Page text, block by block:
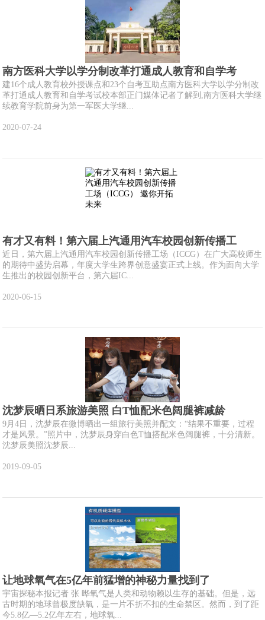
南方医科大学以学分制改革打通成人教育和自学考
建16个成人教育校外授课点和23个自考互助点南方医科大学以学分制改
革打通成人教育和自学考试校本部正门媒体记者了解到,南方医科大学继
续教育学院前身为第一军医大学继...
2020-07-24
有才又有料！第六届上汽通用汽车校园创新传播工
近日，第六届上汽通用汽车校园创新传播工场（ICCG）在广大高校师生
的期待中盛势启幕，年度大学生跨界创意盛宴正式上线。作为面向大学
生推出的校园创新平台，第六届IC...
2020-06-15
沈梦辰晒日系旅游美照 白T恤配米色阔腿裤减龄
9月4日，沈梦辰在微博晒出一组旅行美照并配文：“结果不重要，过程
才是风景。”照片中，沈梦辰身穿白色T恤搭配米色阔腿裤，十分清新。
沈梦辰美照沈梦辰...
2019-09-05
让地球氧气在5亿年前猛增的神秘力量找到了
宇宙探秘本报记者 张 晔氧气是人类和动物赖以生存的基础。但是，远
古时期的地球曾极度缺氧，是一片不折不扣的生命禁区。然而，到了距
今5.8亿—5.2亿年左右，地球氧...